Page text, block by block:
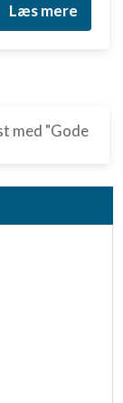
Læs mere
med "Gode